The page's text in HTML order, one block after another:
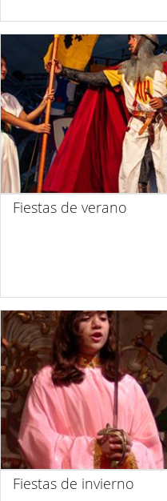
Fiestas de verano
Fiestas de invierno